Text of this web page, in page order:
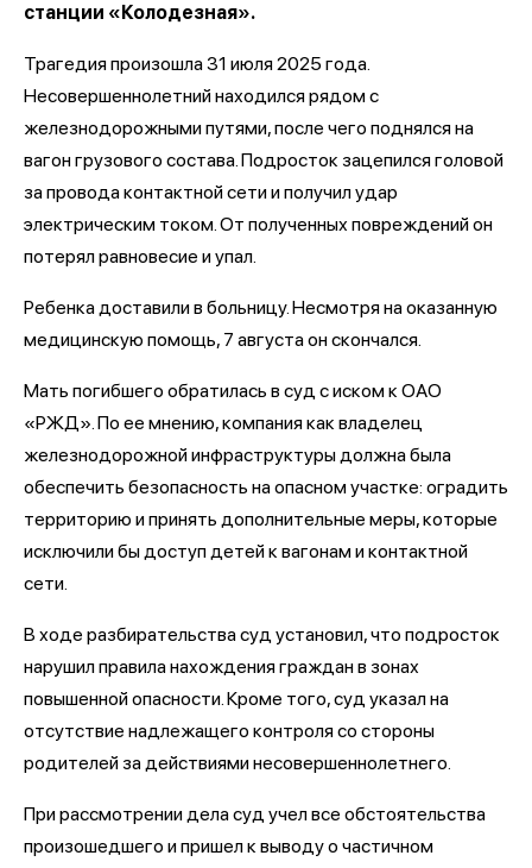
станции «Колодезная».
Трагедия произошла 31 июля 2025 года.
Несовершеннолетний находился рядом с
железнодорожными путями, после чего поднялся на
вагон грузового состава. Подросток зацепился головой
за провода контактной сети и получил удар
электрическим током. От полученных повреждений он
потерял равновесие и упал.
Ребенка доставили в больницу. Несмотря на оказанную
медицинскую помощь, 7 августа он скончался.
Мать погибшего обратилась в суд с иском к ОАО
«РЖД». По ее мнению, компания как владелец
железнодорожной инфраструктуры должна была
обеспечить безопасность на опасном участке: оградить
территорию и принять дополнительные меры, которые
исключили бы доступ детей к вагонам и контактной
сети.
В ходе разбирательства суд установил, что подросток
нарушил правила нахождения граждан в зонах
повышенной опасности. Кроме того, суд указал на
отсутствие надлежащего контроля со стороны
родителей за действиями несовершеннолетнего.
При рассмотрении дела суд учел все обстоятельства
произошедшего и пришел к выводу о частичном